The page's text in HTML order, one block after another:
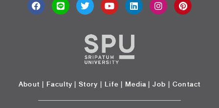
About | Faculty | Story | Life | Media |Job | Contact